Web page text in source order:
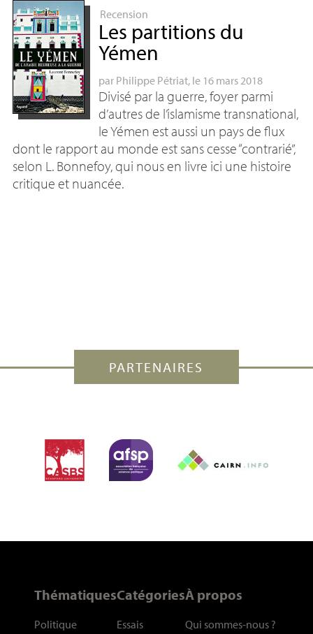
Recension
Les partitions du
Yémen
par Philippe Pétriat, le 16 mars 2018
Divisé par la guerre, foyer parmi
d’autres de l’islamisme transnational,
le Yémen est aussi un pays de flux
dont le rapport au monde est sans cesse “contrarié”,
selon L. Bonnefoy, qui nous en livre ici une histoire
critique et nuancée.
PARTENAIRES
Thématiques
Politique
Catégories
Essais
À propos
Qui sommes-nous ?